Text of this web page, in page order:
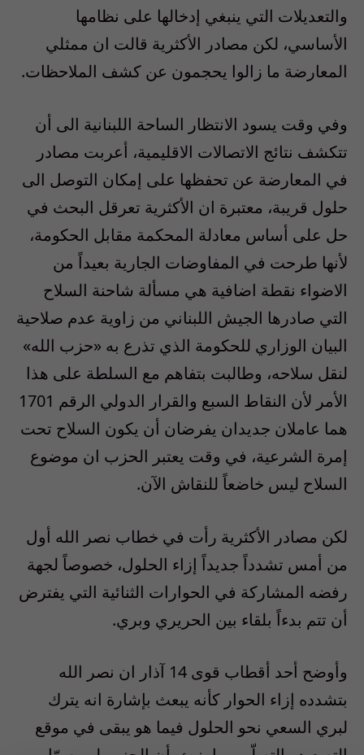
والتعديلات التي ينبغي إدخالها على نظامها
الأساسي، لكن مصادر الأكثرية قالت ان ممثلي
المعارضة ما زالوا يحجمون عن كشف الملاحظات.
وفي وقت يسود الانتظار الساحة اللبنانية الى أن
تتكشف نتائج الاتصالات الاقليمية، أعربت مصادر
في المعارضة عن تحفظها على إمكان التوصل الى
حلول قريبة، معتبرة ان الأكثرية تعرقل البحث في
حل على أساس معادلة المحكمة مقابل الحكومة،
لأنها طرحت في المفاوضات الجارية بعيداً من
الاضواء نقطة اضافية هي مسألة شاحنة السلاح
التي صادرها الجيش اللبناني من زاوية عدم صلاحية
البيان الوزاري للحكومة الذي تذرع به «حزب الله»
لنقل سلاحه، وطالبت بتفاهم مع السلطة على هذا
الأمر لأن النقاط السبع والقرار الدولي الرقم 1701
هما عاملان جديدان يفرضان أن يكون السلاح تحت
إمرة الشرعية، في وقت يعتبر الحزب ان موضوع
السلاح ليس خاضعاً للنقاش الآن.
لكن مصادر الأكثرية رأت في خطاب نصر الله أول
من أمس تشدداً جديداً إزاء الحلول، خصوصاً لجهة
رفضه المشاركة في الحوارات الثنائية التي يفترض
أن تتم بدءاً بلقاء بين الحريري وبري.
وأوضح أحد أقطاب قوى 14 آذار ان نصر الله
بتشدده إزاء الحوار كأنه يبعث بإشارة انه يترك
لبري السعي نحو الحلول فيما هو يبقى في موقع